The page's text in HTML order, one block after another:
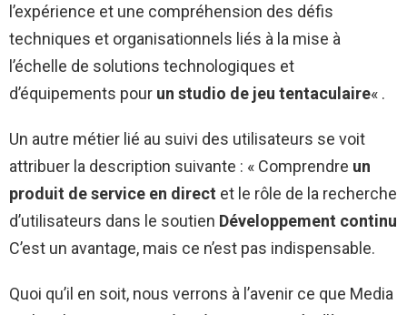
l’expérience et une compréhension des défis
techniques et organisationnels liés à la mise à
l’échelle de solutions technologiques et
d’équipements pour un studio de jeu tentaculaire« .
Un autre métier lié au suivi des utilisateurs se voit
attribuer la description suivante : « Comprendre un
produit de service en direct et le rôle de la recherche
d’utilisateurs dans le soutien Développement continu
C’est un avantage, mais ce n’est pas indispensable.
Quoi qu’il en soit, nous verrons à l’avenir ce que Media